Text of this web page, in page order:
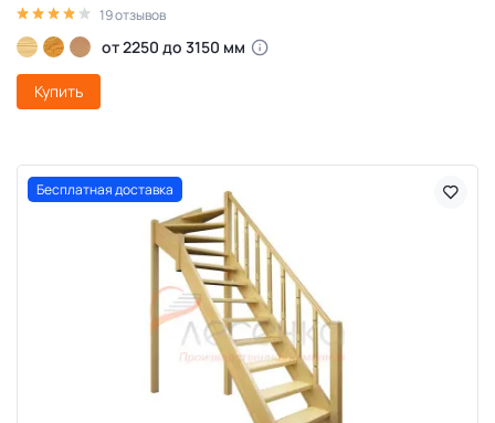
19 отзывов
от 2250 до 3150 мм
Купить
Бесплатная доставка